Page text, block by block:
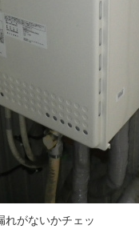
がないかチェッ